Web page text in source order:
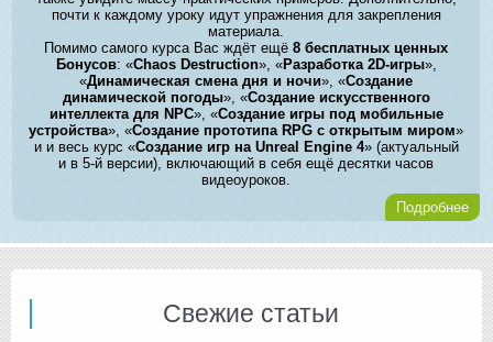
почти к каждому уроку идут упражнения для закрепления
материала.
Помимо самого курса Вас ждёт ещё8 бесплатных ценных
Бонусов: «Chaos Destruction», «Разработка 2D-игры»,
«Динамическая смена дня и ночи», «Создание
динамической погоды», «Создание искусственного
интеллекта для NPC», «Создание игры под мобильные
устройства», «Создание прототипа RPG с открытым миром»
и и весь курс «Создание игр на Unreal Engine 4» (актуальный
и в 5-й версии), включающий в себя ещё десятки часов
видеоуроков.
Подробнее
Свежие статьи